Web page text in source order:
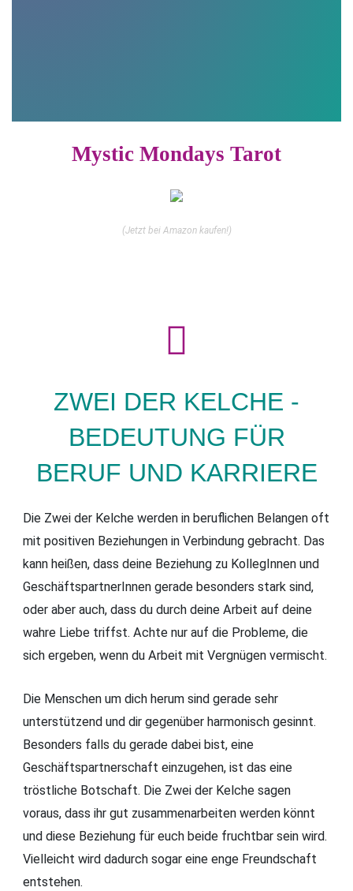
Mystic Mondays Tarot
(Jetzt bei Amazon kaufen!)
ZWEI DER KELCHE -
BEDEUTUNG FÜR
BERUF UND KARRIERE
Die Zwei der Kelche werden in beruflichen Belangen oft
mit positiven Beziehungen in Verbindung gebracht. Das
kann heißen, dass deine Beziehung zu KollegInnen und
GeschäftspartnerInnen gerade besonders stark sind,
oder aber auch, dass du durch deine Arbeit auf deine
wahre Liebe triffst. Achte nur auf die Probleme, die
sich ergeben, wenn du Arbeit mit Vergnügen vermischt.
Die Menschen um dich herum sind gerade sehr
unterstützend und dir gegenüber harmonisch gesinnt.
Besonders falls du gerade dabei bist, eine
Geschäftspartnerschaft einzugehen, ist das eine
tröstliche Botschaft. Die Zwei der Kelche sagen
voraus, dass ihr gut zusammenarbeiten werden könnt
und diese Beziehung für euch beide fruchtbar sein wird.
Vielleicht wird dadurch sogar eine enge Freundschaft
entstehen.